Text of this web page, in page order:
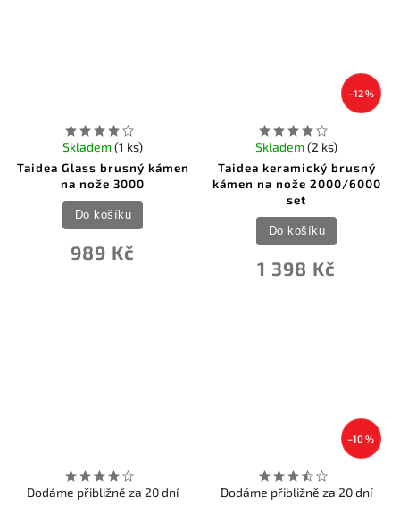
Taidea Glass brusný kámen
na nože 3000
Skladem(1 ks)
989 Kč
Do košíku
–12 %
Taidea keramický brusný
kámen na nože 2000/6000
set
Skladem(2 ks)
1 398 Kč
Do košíku
Dodáme přibližně za 20 dní
–10 %
Dodáme přibližně za 20 dní